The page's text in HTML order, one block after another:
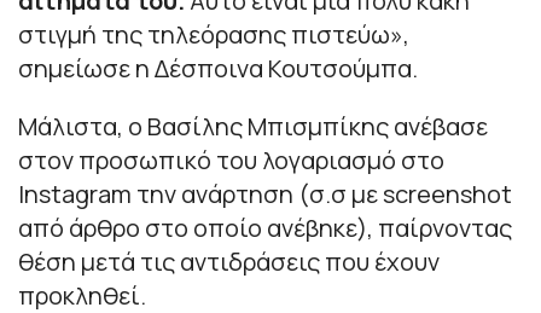
στιγμή της τηλεόρασης πιστεύω»,
σημείωσε η Δέσποινα Κουτσούμπα.
Μάλιστα, ο Βασίλης Μπισμπίκης ανέβασε
στον προσωπικό του λογαριασμό στο
Instagram την ανάρτηση (σ.σ με screenshot
από άρθρο στο οποίο ανέβηκε), παίρνοντας
θέση μετά τις αντιδράσεις που έχουν
προκληθεί.